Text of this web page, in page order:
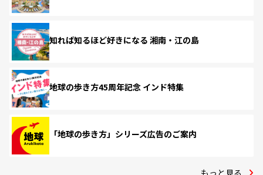
知れば知るほど好きになる 湘南・江の島
地球の歩き方45周年記念 インド特集
「地球の歩き方」シリーズ広告のご案内
もっと見る